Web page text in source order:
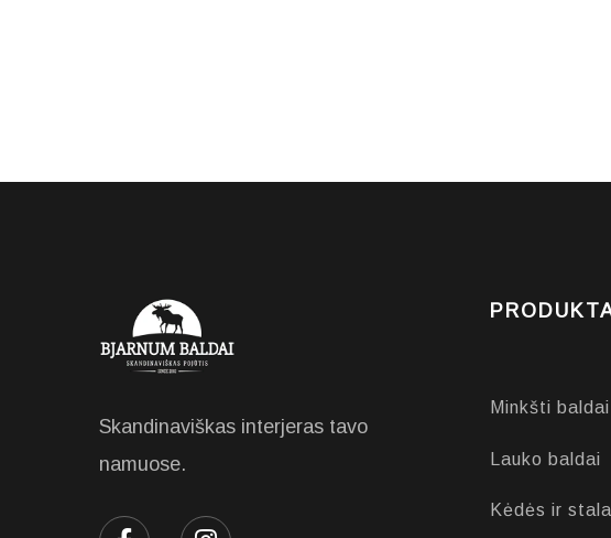
Skandinaviškas interjeras tavo
namuose.
Minkšti baldai
Lauko baldai
Kėdės ir